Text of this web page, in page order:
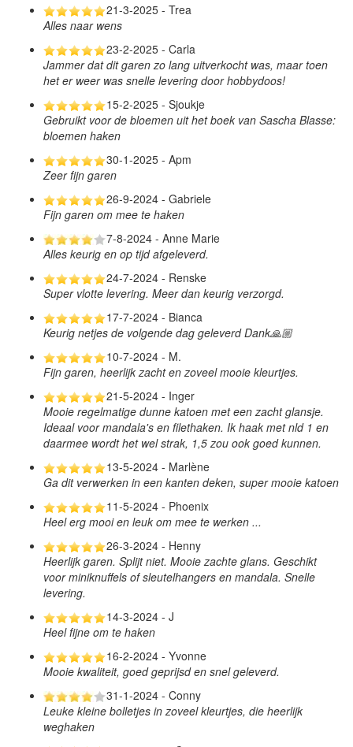
21-3-2025 - Trea
Alles naar wens
23-2-2025 - Carla
Jammer dat dit garen zo lang uitverkocht was, maar toen
het er weer was snelle levering door hobbydoos!
15-2-2025 - Sjoukje
Gebruikt voor de bloemen uit het boek van Sascha Blasse:
bloemen haken
30-1-2025 - Apm
Zeer fijn garen
26-9-2024 - Gabriele
Fijn garen om mee te haken
7-8-2024 - Anne Marie
Alles keurig en op tijd afgeleverd.
24-7-2024 - Renske
Super vlotte levering. Meer dan keurig verzorgd.
17-7-2024 - Bianca
Keurig netjes de volgende dag geleverd Dank🙏🏼
10-7-2024 - M.
Fijn garen, heerlijk zacht en zoveel mooie kleurtjes.
21-5-2024 - Inger
Mooie regelmatige dunne katoen met een zacht glansje.
Ideaal voor mandala's en filethaken. Ik haak met nld 1 en
daarmee wordt het wel strak, 1,5 zou ook goed kunnen.
13-5-2024 - Marlène
Ga dit verwerken in een kanten deken, super mooie katoen
11-5-2024 - Phoenix
Heel erg mooi en leuk om mee te werken ...
26-3-2024 - Henny
Heerlijk garen. Splijt niet. Mooie zachte glans. Geschikt
voor miniknuffels of sleutelhangers en mandala. Snelle
levering.
14-3-2024 - J
Heel fijne om te haken
16-2-2024 - Yvonne
Mooie kwaliteit, goed geprijsd en snel geleverd.
31-1-2024 - Conny
Leuke kleine bolletjes in zoveel kleurtjes, die heerlijk
weghaken